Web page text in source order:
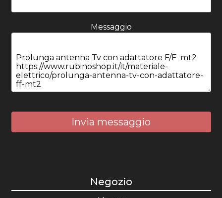
Messaggio
Invia messaggio
Negozio